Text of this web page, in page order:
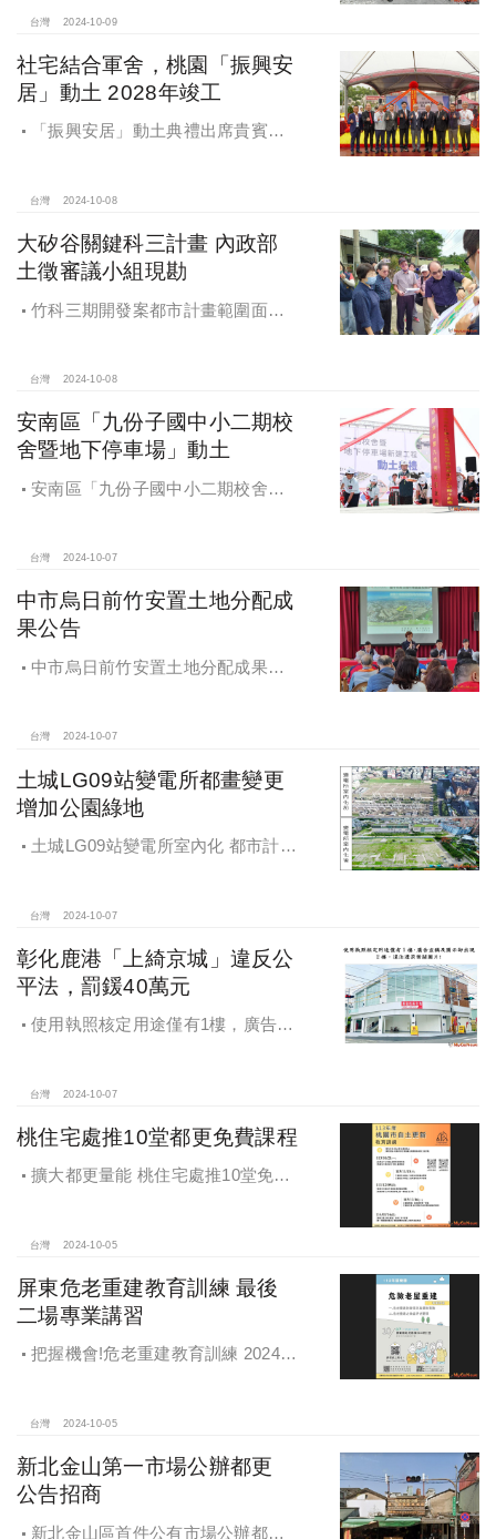
台灣 2024-10-09
社宅結合軍舍，桃園「振興安
居」動土 2028年竣工
「振興安居」動土典禮出席貴賓有
財政部國有財產署曾國基署長、桃園
市都市發展局江南志局長等各方嘉
賓，祈求工程順利進行。
台灣 2024-10-08
大矽谷關鍵科三計畫 內政部
土徵審議小組現勘
竹科三期開發案都市計畫範圍面積
分地區
台灣 2024-10-08
安南區「九份子國中小二期校
舍暨地下停車場」動土
安南區「九份子國中小二期校舍暨
台灣 2024-10-07
中市烏日前竹安置土地分配成
果公告
中市烏日前竹安置土地分配成果公
台灣 2024-10-07
土城LG09站變電所都畫變更
增加公園綠地
土城LG09站變電所室內化 都市計畫
台灣 2024-10-07
彰化鹿港「上綺京城」違反公
平法，罰鍰40萬元
使用執照核定用途僅有1樓，廣告宣
台灣 2024-10-07
桃住宅處推10堂都更免費課程
擴大都更量能 桃住宅處推10堂免費
台灣 2024-10-05
屏東危老重建教育訓練 最後
二場專業講習
把握機會!危老重建教育訓練 2024年
台灣 2024-10-05
新北金山第一市場公辦都更
公告招商
新北金山區首件公有市場公辦都更